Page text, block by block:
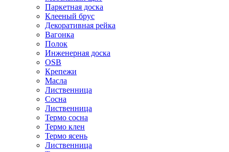
Паркетная доска
Клееный брус
Декоративная рейка
Вагонка
Полок
Инженерная доска
OSB
Крепежи
Масла
Лиственница
Сосна
Лиственница
Термо сосна
Термо клен
Термо ясень
Лиственница